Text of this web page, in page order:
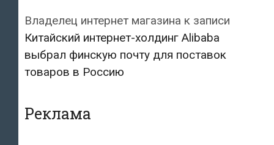
Владелец интернет магазина к записи
Китайский интернет-холдинг Alibaba
выбрал финскую почту для поставок
товаров в Россию
Реклама